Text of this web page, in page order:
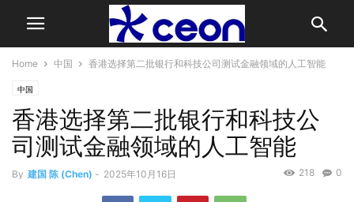
Home 中国 香港选择第二批银行和科技公司测试金融领域的人工智能
中国
香港选择第二批银行和科技公
司测试金融领域的人工智能
By 建国 陈 (Chen) - 2025年10月16日 0
218